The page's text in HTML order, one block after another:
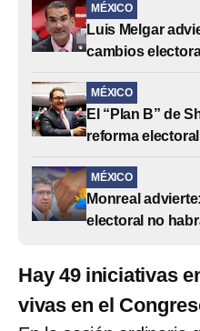
MÉXICO
Luis Melgar
cambios
MÉXICO
El “Plan B” de
reforma
MÉXICO
Monreal
electoral no
Hay 49 iniciativas
vivas en el